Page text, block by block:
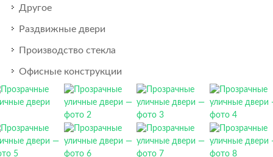
Другое
Раздвижные двери
Производство стекла
Офисные конструкции